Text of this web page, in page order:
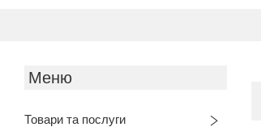
Товари та послуги